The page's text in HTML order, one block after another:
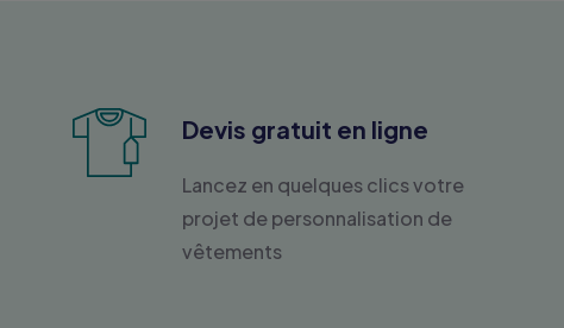
Devis gratuit en ligne
Lancez en quelques clics votre
projet de personnalisation de
vêtements